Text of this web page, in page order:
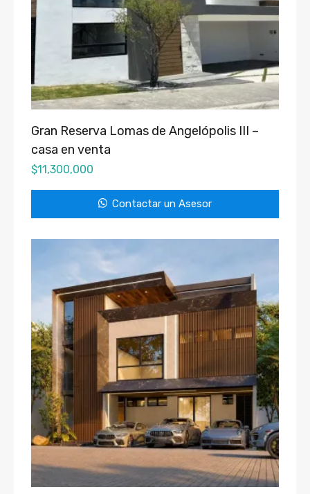
Gran Reserva Lomas de Angelópolis III –
casa en venta
$11,300,000
Contactar un Asesor